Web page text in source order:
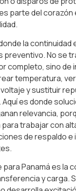
parte del corazón
la continuidad
No se
completo, sino de
temperatura,
y sustituir
es donde
relevancia,
trabajar con
de respaldo e
Panamá es la
y carga.